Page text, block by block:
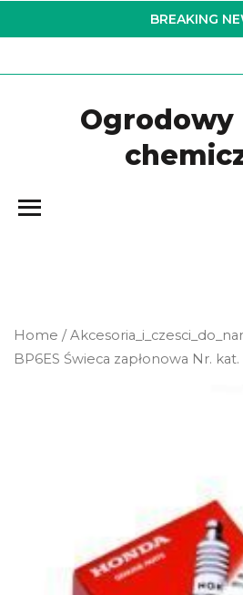
to
BREAKING
Home /
BP6ES Świeca zapłonowa Nr.